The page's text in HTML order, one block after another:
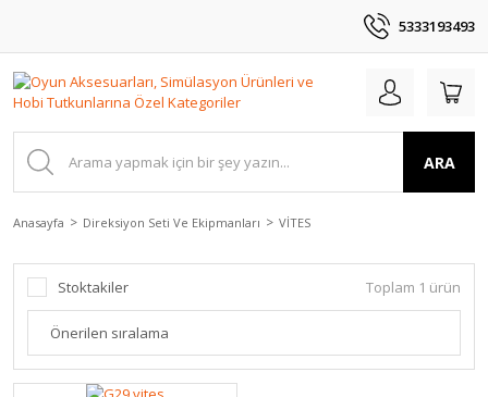
5333193493
ARA
Anasayfa Direksiyon Seti Ve Ekipmanları VİTES
Stoktakiler Toplam 1 ürün